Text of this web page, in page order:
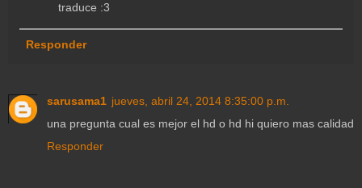
traduce :3
Responder
sarusama1 jueves, abril 24, 2014 8:35:00 p.m.
una pregunta cual es mejor el hd o hd hi quiero mas calidad
Responder